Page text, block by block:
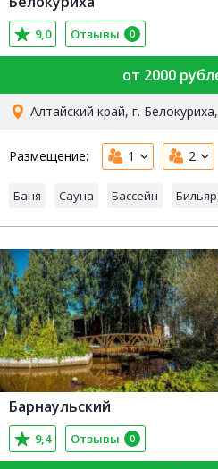
9,0 Отзывы 0
от 2000
Алтайский край, г.
Размещение: 1 2
Баня Сауна Бассейн
Барнаульский
9,4 Отзывы 0